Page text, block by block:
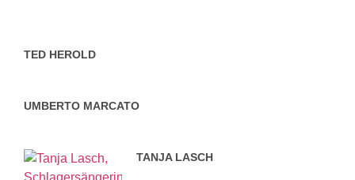
TED HEROLD
UMBERTO MARCATO
TANJA LASCH